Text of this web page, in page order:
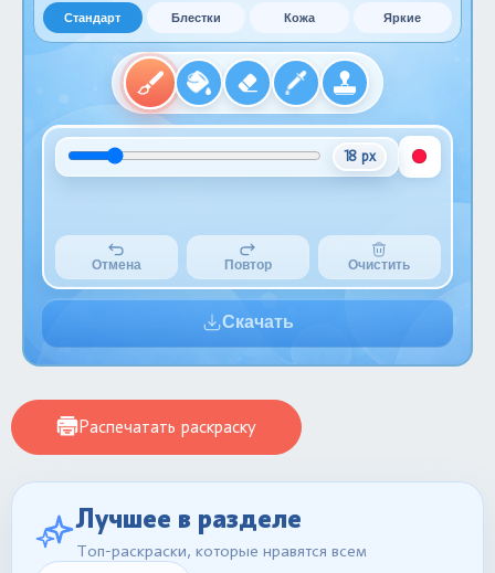
Стандарт Блестки Кожа Яркие
18 px
Отмена Повтор Очистить
Скачать
Распечатать раскраску
Лучшее в разделе
Топ-раскраски, которые нравятся всем